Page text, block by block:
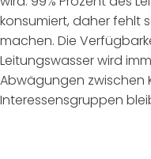
konsumiert, daher fehlt
machen. Die
Leitungswasser wird
Abwägungen zwischen
Interessensgruppen